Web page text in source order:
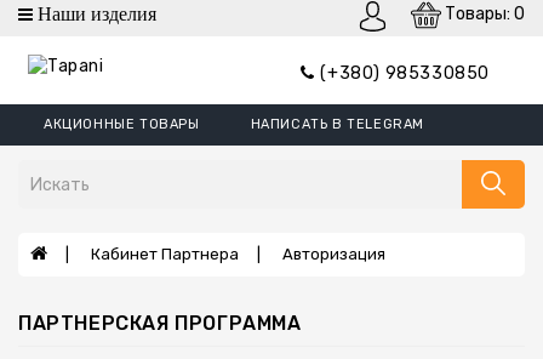
(+380) 985330850
Товары: 0
категории
Кошельки
Кошельки
Зажим
АКЦИОННЫЕ ТОВАРЫ НАПИСАТЬ В TELEGRAM
Кабинет Партнера Авторизация
ПАРТНЕРСКАЯ ПРОГРАММА